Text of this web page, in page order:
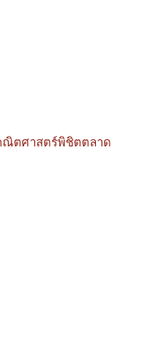
ณิตศาสตร์พิชิตตลาด